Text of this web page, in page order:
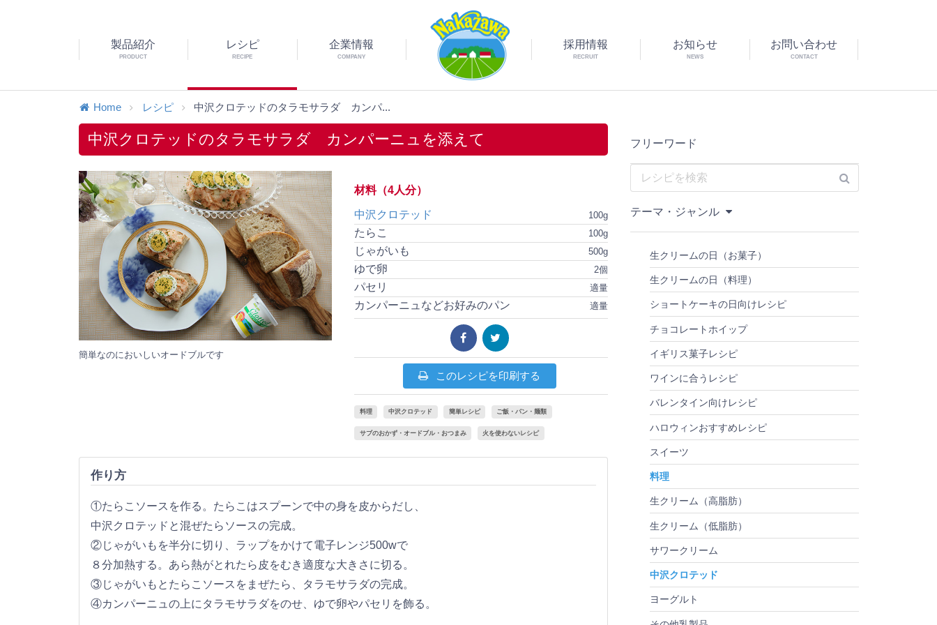
製品紹介
PRODUCT
レシピ
RECIPE
企業情報
COMPANY
採用情報
RECRUIT
お知らせ
NEWS
お問い合わせ
CONTACT
Home レシピ 中沢クロテッドのタラモサラダ カンパ...
中沢クロテッドのタラモサラダ カンパーニュを添えて
簡単なのにおいしいオードブルです
材料（4人分）
100g
中沢クロテッド
100g
たらこ
500g
じゃがいも
2個
ゆで卵
適量
パセリ
適量
カンパーニュなどお好みのパン
このレシピを印刷する
料理 中沢クロテッド 簡単レシピ ご飯・パン・麺類
サブのおかず・オードブル・おつまみ 火を使わないレシピ
作り方
①たらこソースを作る。たらこはスプーンで中の身を皮からだし、
中沢クロテッドと混ぜたらソースの完成。
②じゃがいもを半分に切り、ラップをかけて電子レンジ500wで
８分加熱する。あら熱がとれたら皮をむき適度な大きさに切る。
③じゃがいもとたらこソースをまぜたら、タラモサラダの完成。
④カンパーニュの上にタラモサラダをのせ、ゆで卵やパセリを飾る。
フリーワード
テーマ・ジャンル
生クリームの日（お菓子）
生クリームの日（料理）
ショートケーキの日向けレシピ
チョコレートホイップ
イギリス菓子レシピ
ワインに合うレシピ
バレンタイン向けレシピ
ハロウィンおすすめレシピ
スイーツ
料理
生クリーム（高脂肪）
生クリーム（低脂肪）
サワークリーム
中沢クロテッド
ヨーグルト